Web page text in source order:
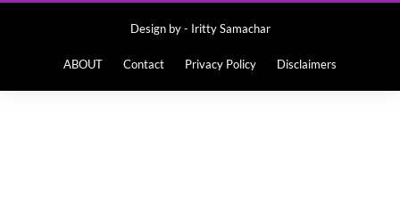
Design by - Iritty Samachar
ABOUT Contact Privacy Policy Disclaimers